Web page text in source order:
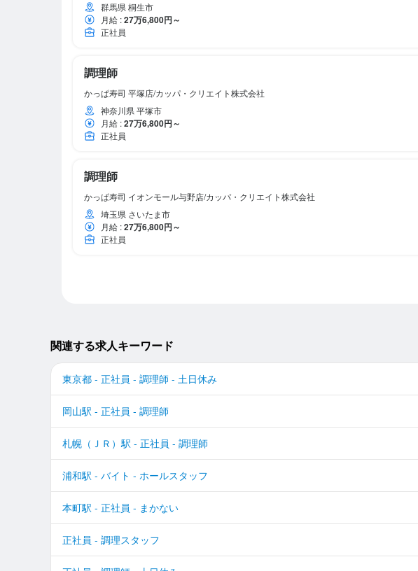
群馬県 桐生市
月給 :27万6,800円～
正社員
調理師
かっぱ寿司 平塚店/カッパ・クリエイト株式会社
神奈川県 平塚市
月給 :27万6,800円～
正社員
調理師
かっぱ寿司 イオンモール与野店/カッパ・クリエイト株式会社
埼玉県 さいたま市
月給 :27万6,800円～
正社員
関連する求人キーワード
東京都 - 正社員 - 調理師 - 土日休み
岡山駅 - 正社員 - 調理師
札幌（ＪＲ）駅 - 正社員 - 調理師
浦和駅 - バイト - ホールスタッフ
本町駅 - 正社員 - まかない
正社員 - 調理スタッフ